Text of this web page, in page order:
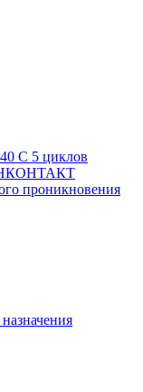
С 5 циклов
проникновения